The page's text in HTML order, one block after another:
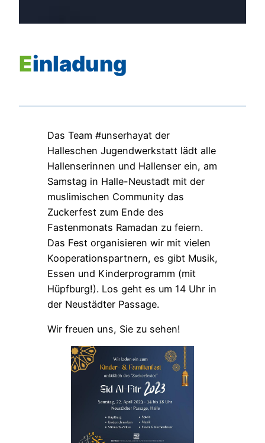
Einladung
Das Team #unserhayat der
Halleschen Jugendwerkstatt lädt alle
Hallenserinnen und Hallenser ein, am
Samstag in Halle-Neustadt mit der
muslimischen Community das
Zuckerfest zum Ende des
Fastenmonats Ramadan zu feiern.
Das Fest organisieren wir mit vielen
Kooperationspartnern, es gibt Musik,
Essen und Kinderprogramm (mit
Hüpfburg!). Los geht es um 14 Uhr in
der Neustädter Passage.
Wir freuen uns, Sie zu sehen!